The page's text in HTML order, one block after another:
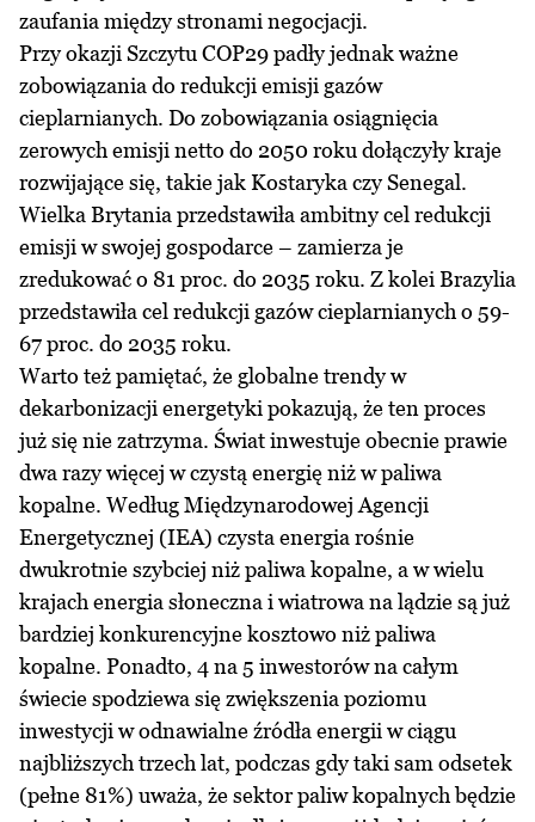
zaufania między stronami negocjacji.
Przy okazji Szczytu COP29 padły jednak ważne
zobowiązania do redukcji emisji gazów
cieplarnianych. Do zobowiązania osiągnięcia
zerowych emisji netto do 2050 roku dołączyły kraje
rozwijające się, takie jak Kostaryka czy Senegal.
Wielka Brytania przedstawiła ambitny cel redukcji
emisji w swojej gospodarce – zamierza je
zredukować o 81 proc. do 2035 roku. Z kolei Brazylia
przedstawiła cel redukcji gazów cieplarnianych o 59-
67 proc. do 2035 roku.
Warto też pamiętać, że globalne trendy w
dekarbonizacji energetyki pokazują, że ten proces
już się nie zatrzyma. Świat inwestuje obecnie prawie
dwa razy więcej w czystą energię niż w paliwa
kopalne. Według Międzynarodowej Agencji
Energetycznej (IEA) czysta energia rośnie
dwukrotnie szybciej niż paliwa kopalne, a w wielu
krajach energia słoneczna i wiatrowa na lądzie są już
bardziej konkurencyjne kosztowo niż paliwa
kopalne. Ponadto, 4 na 5 inwestorów na całym
świecie spodziewa się zwiększenia poziomu
inwestycji w odnawialne źródła energii w ciągu
najbliższych trzech lat, podczas gdy taki sam odsetek
(pełne 81%) uważa, że sektor paliw kopalnych będzie